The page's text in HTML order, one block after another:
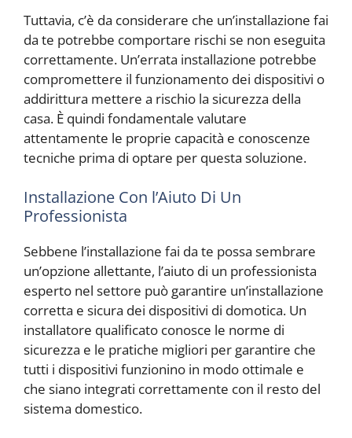
Tuttavia, c’è da considerare che un’installazione fai
da te potrebbe comportare rischi se non eseguita
correttamente. Un’errata installazione potrebbe
compromettere il funzionamento dei dispositivi o
addirittura mettere a rischio la sicurezza della
casa. È quindi fondamentale valutare
attentamente le proprie capacità e conoscenze
tecniche prima di optare per questa soluzione.
Installazione Con l’Aiuto Di Un
Professionista
Sebbene l’installazione fai da te possa sembrare
un’opzione allettante, l’aiuto di un professionista
esperto nel settore può garantire un’installazione
corretta e sicura dei dispositivi di domotica. Un
installatore qualificato conosce le norme di
sicurezza e le pratiche migliori per garantire che
tutti i dispositivi funzionino in modo ottimale e
che siano integrati correttamente con il resto del
sistema domestico.